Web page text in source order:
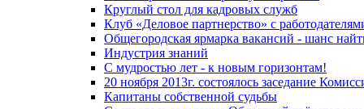
Круглый стол для кадровых служб
Клуб «Деловое партнерство» с
Общегородская ярмарка вакансий - шанс
Индустрия знаний
С мудростью лет - к новым горизонтам!
20 ноября 2013г. состоялось заседание
Капитаны собственной судьбы